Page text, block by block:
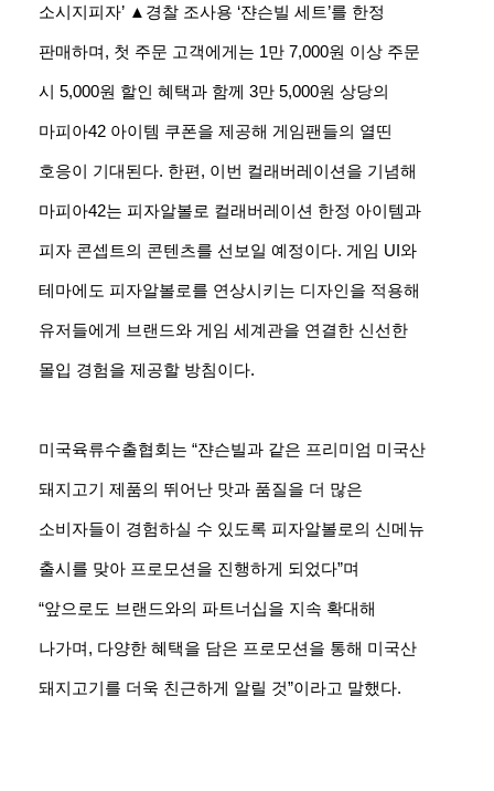
소시지피자’ ▲경찰 조사용 ‘쟌슨빌 세트’를 한정
판매하며, 첫 주문 고객에게는 1만 7,000원 이상 주문
시 5,000원 할인 혜택과 함께 3만 5,000원 상당의
마피아42 아이템 쿠폰을 제공해 게임팬들의 열띤
호응이 기대된다. 한편, 이번 컬래버레이션을 기념해
마피아42는 피자알볼로 컬래버레이션 한정 아이템과
피자 콘셉트의 콘텐츠를 선보일 예정이다. 게임 UI와
테마에도 피자알볼로를 연상시키는 디자인을 적용해
유저들에게 브랜드와 게임 세계관을 연결한 신선한
몰입 경험을 제공할 방침이다.
미국육류수출협회는 “쟌슨빌과 같은 프리미엄 미국산
돼지고기 제품의 뛰어난 맛과 품질을 더 많은
소비자들이 경험하실 수 있도록 피자알볼로의 신메뉴
출시를 맞아 프로모션을 진행하게 되었다”며
“앞으로도 브랜드와의 파트너십을 지속 확대해
나가며, 다양한 혜택을 담은 프로모션을 통해 미국산
돼지고기를 더욱 친근하게 알릴 것”이라고 말했다.